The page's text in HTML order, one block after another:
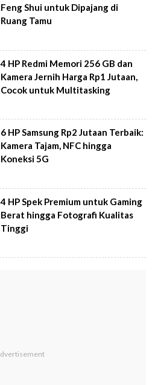
Feng Shui untuk Dipajang di
Ruang Tamu
4 HP Redmi Memori 256 GB dan
Kamera Jernih Harga Rp1 Jutaan,
Cocok untuk Multitasking
6 HP Samsung Rp2 Jutaan Terbaik:
Kamera Tajam, NFC hingga
Koneksi 5G
4 HP Spek Premium untuk Gaming
Berat hingga Fotografi Kualitas
Tinggi